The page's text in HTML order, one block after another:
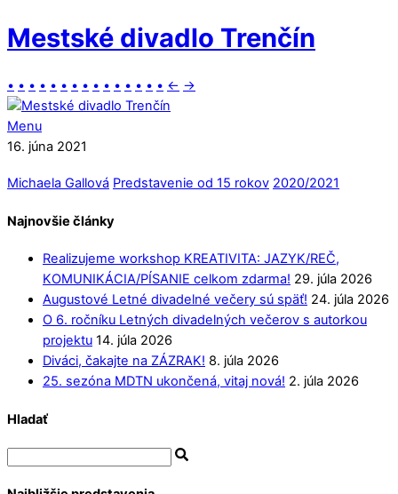
Mestské divadlo Trenčín
• • • • • • • • • • • • • • • ← →
Menu
16. júna 2021
Michaela Gallová Predstavenie od 15 rokov 2020/2021
Najnovšie články
Realizujeme workshop KREATIVITA: JAZYK/REČ,
KOMUNIKÁCIA/PÍSANIE celkom zdarma! 29. júla 2026
Augustové Letné divadelné večery sú späť! 24. júla 2026
O 6. ročníku Letných divadelných večerov s autorkou
projektu 14. júla 2026
Diváci, čakajte na ZÁZRAK! 8. júla 2026
25. sezóna MDTN ukončená, vitaj nová! 2. júla 2026
Hladať